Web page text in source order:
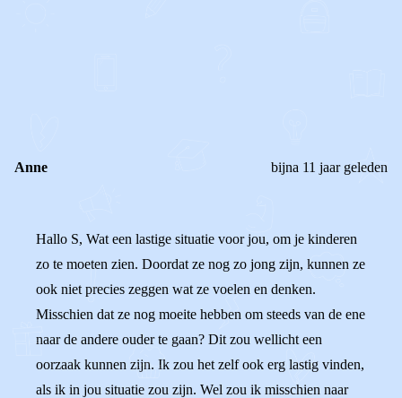
Anne bijna 11 jaar geleden
Hallo S, Wat een lastige situatie voor jou, om je kinderen
zo te moeten zien. Doordat ze nog zo jong zijn, kunnen ze
ook niet precies zeggen wat ze voelen en denken.
Misschien dat ze nog moeite hebben om steeds van de ene
naar de andere ouder te gaan? Dit zou wellicht een
oorzaak kunnen zijn. Ik zou het zelf ook erg lastig vinden,
als ik in jou situatie zou zijn. Wel zou ik misschien naar